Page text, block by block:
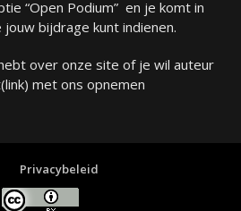
“Open Podium” en je komt in
bijdrage kunt indienen.
over onze site of je wil auteur
(link) met ons opnemen
Privacybeleid